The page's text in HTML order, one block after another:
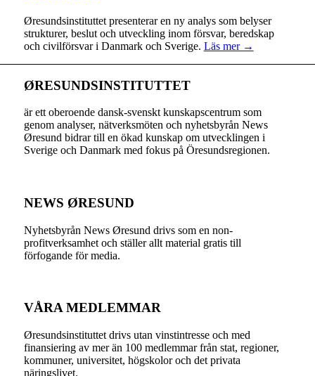
Øresundsinstituttet presenterar en ny analys som belyser
strukturer, beslut och utveckling inom försvar, beredskap
och civilförsvar i Danmark och Sverige. Läs mer →
ØRESUNDSINSTITUTTET
är ett oberoende dansk-svenskt kunskapscentrum som
genom analyser, nätverksmöten och nyhetsbyrån News
Øresund bidrar till en ökad kunskap om utvecklingen i
Sverige och Danmark med fokus på Öresundsregionen.
NEWS ØRESUND
Nyhetsbyrån News Øresund drivs som en non-
profitverksamhet och ställer allt material gratis till
förfogande för media.
VÅRA MEDLEMMAR
Øresundsinstituttet drivs utan vinst­intresse och med
finansiering av mer än 100 medlemmar från stat, regioner,
kommuner, universitet, högskolor och det privata
näringslivet.